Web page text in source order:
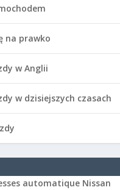
na prawko
w Anglii
w dzisiejszych czasach
automatique Nissan